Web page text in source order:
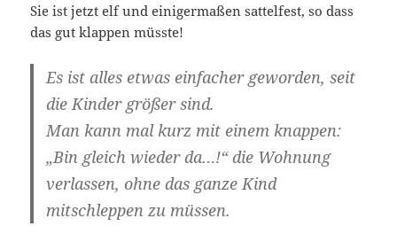
Sie ist jetzt elf und einigermaßen sattelfest, so dass
das gut klappen müsste!
Es ist alles etwas einfacher geworden, seit
die Kinder größer sind.
Man kann mal kurz mit einem knappen:
„Bin gleich wieder da…!“ die Wohnung
verlassen, ohne das ganze Kind
mitschleppen zu müssen.